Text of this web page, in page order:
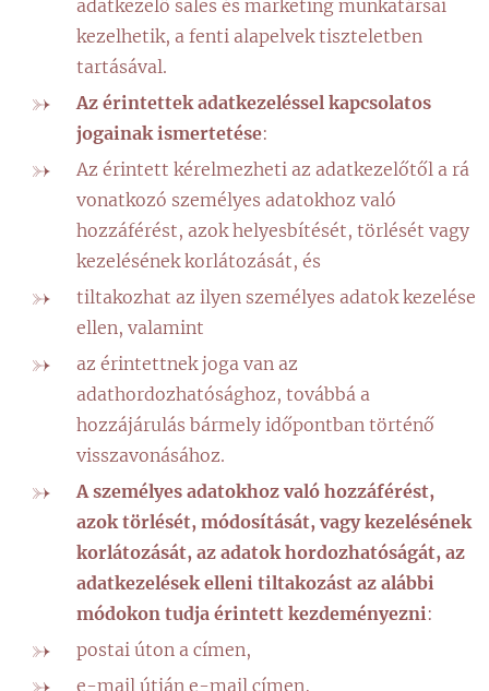
adatkezelő sales és marketing munkatársai
kezelhetik, a fenti alapelvek tiszteletben
tartásával.
Az érintettek adatkezeléssel kapcsolatos
jogainak ismertetése:
Az érintett kérelmezheti az adatkezelőtől a rá
vonatkozó személyes adatokhoz való
hozzáférést, azok helyesbítését, törlését vagy
kezelésének korlátozását, és
tiltakozhat az ilyen személyes adatok kezelése
ellen, valamint
az érintettnek joga van az
adathordozhatósághoz, továbbá a
hozzájárulás bármely időpontban történő
visszavonásához.
A személyes adatokhoz való hozzáférést,
azok törlését, módosítását, vagy kezelésének
korlátozását, az adatok hordozhatóságát, az
adatkezelések elleni tiltakozást az alábbi
módokon tudja érintett kezdeményezni:
postai úton a címen,
e-mail útján e-mail címen,